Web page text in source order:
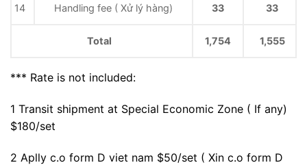
14 Handling fee ( Xử lý hàng) 33 33
Total 1,754 1,555
*** Rate is not included:
1 Transit shipment at Special Economic Zone ( If any)
$180/set
2 Aplly c.o form D viet nam $50/set ( Xin c.o form D